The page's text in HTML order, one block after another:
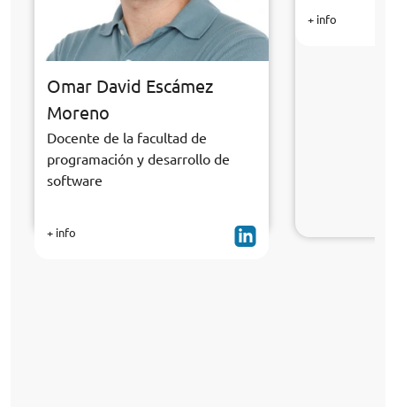
Omar David Escámez
Moreno
Docente de la facultad de
programación y desarrollo de
software
+ info
+ info